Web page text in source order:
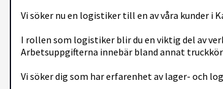
Vi söker nu en logistiker till en av våra kunder i
I rollen som logistiker blir du en viktig del av
Arbetsuppgifterna innebär bland annat
Vi söker dig som har erfarenhet av lager- och